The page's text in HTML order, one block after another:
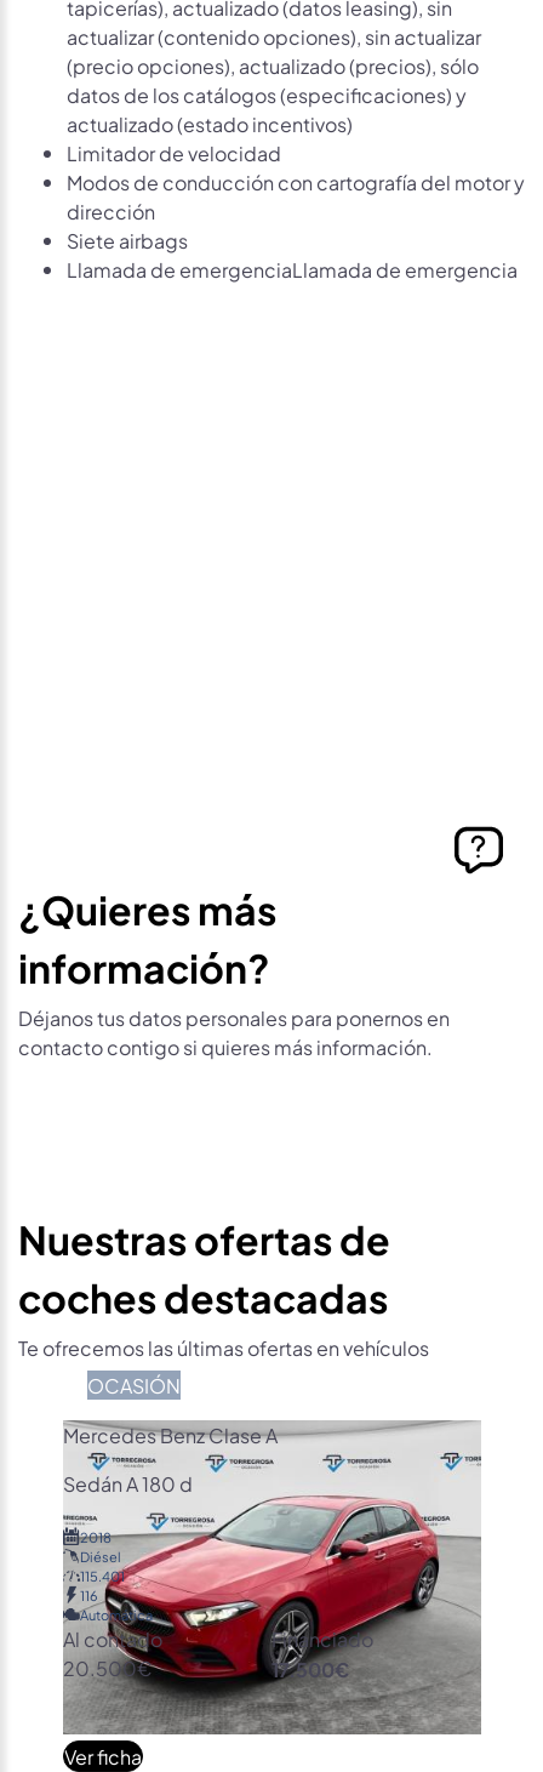
tapicerías), actualizado (datos leasing), sin
actualizar (contenido opciones), sin actualizar
(precio opciones), actualizado (precios), sólo
datos de los catálogos (especificaciones) y
actualizado (estado incentivos)
Limitador de velocidad
Modos de conducción con cartografía del motor y
dirección
Siete airbags
Llamada de emergenciaLlamada de emergencia
¿Quieres más
información?
Déjanos tus datos personales para ponernos en
contacto contigo si quieres más información.
Nuestras ofertas de
coches destacadas
Te ofrecemos las últimas ofertas en vehículos
OCASIÓN
Mercedes Benz Clase A
Sedán A 180 d
2018
Diésel
115.401
116
Automática
Al contado
20.500€
Financiado
17.500€
Ver ficha